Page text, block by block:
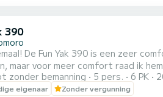
390
De maximaal toegestane capaciteit is 6
voor meer comfort raad ik hem aan voor
die nodig is voor de
van 6 pk (maximaal
zonder bemanning 5 pers. 6 PK
eigenaar Zonder vergunning